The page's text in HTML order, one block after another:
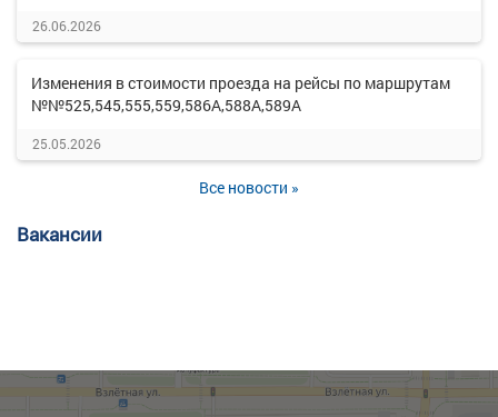
26.06.2026
Изменения в стоимости проезда на рейсы по маршрутам
№№525,545,555,559,586А,588А,589А
25.05.2026
Все новости »
Вакансии